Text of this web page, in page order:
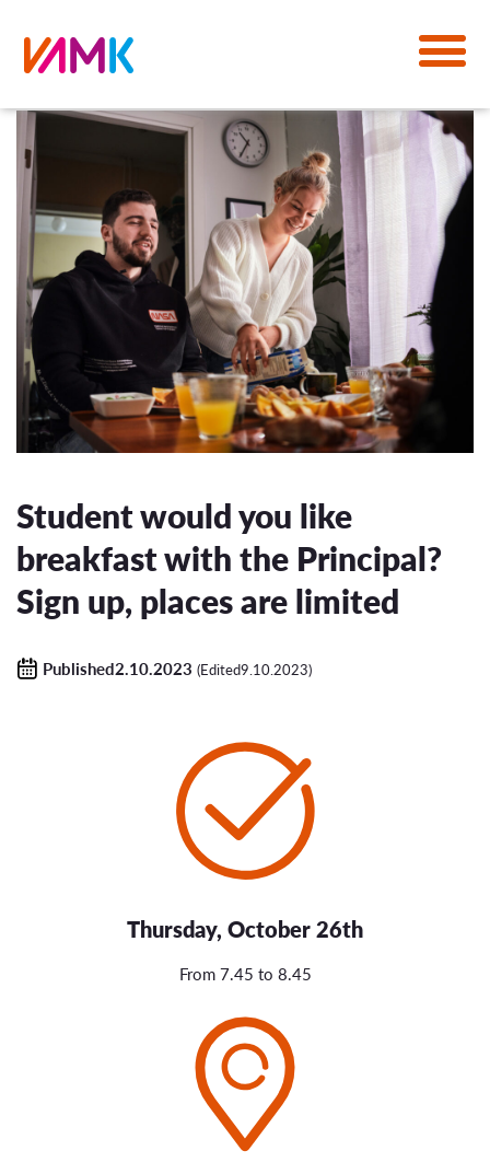
Student would you like
breakfast with the Principal?
Sign up, places are limited
Published2.10.2023 (Edited9.10.2023)
Thursday, October 26th
From 7.45 to 8.45